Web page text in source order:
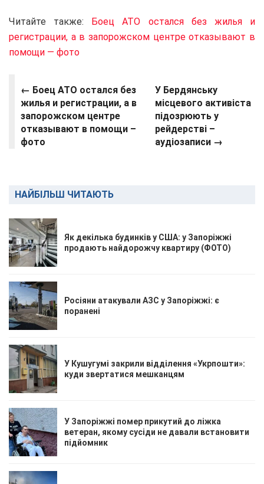
Читайте также: Боец АТО остался без жилья и
регистрации, а в запорожском центре отказывают в
помощи — фото
← Боец АТО остался без
жилья и регистрации, а в
запорожском центре
отказывают в помощи –
фото
У Бердянську
місцевого активіста
підозрюють у
рейдерстві –
аудіозаписи →
НАЙБІЛЬШ ЧИТАЮТЬ
Як декілька будинків у США: у Запоріжжі
продають найдорожчу квартиру (ФОТО)
Росіяни атакували АЗС у Запоріжжі: є
поранені
У Кушугумі закрили відділення «Укрпошти»:
куди звертатися мешканцям
У Запоріжжі помер прикутий до ліжка
ветеран, якому сусіди не давали встановити
підйомник